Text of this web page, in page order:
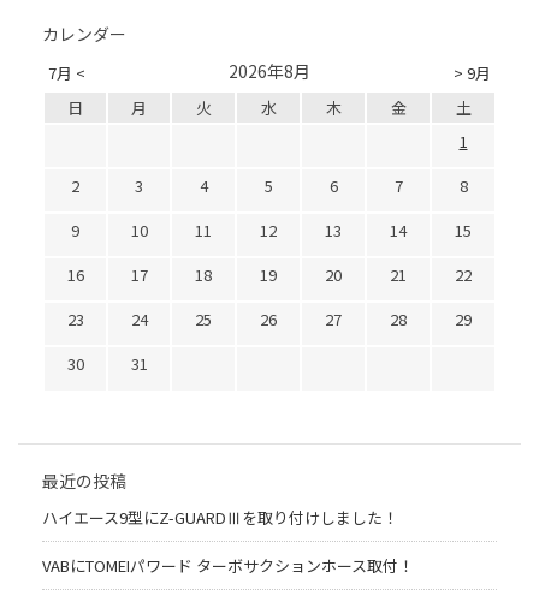
カレンダー
7月 < > 9月
2026年8月
日 月 火 水 木 金
土
1
2
3 4 5 6 7
8
9
10 11 12 13 14
15
16
17 18 19 20 21
22
23
24 25 26 27 28
29
30
31
最近の投稿
ハイエース9型にZ-GUARDⅢを取り付けしました！
VABにTOMEIパワード ターボサクションホース取付！